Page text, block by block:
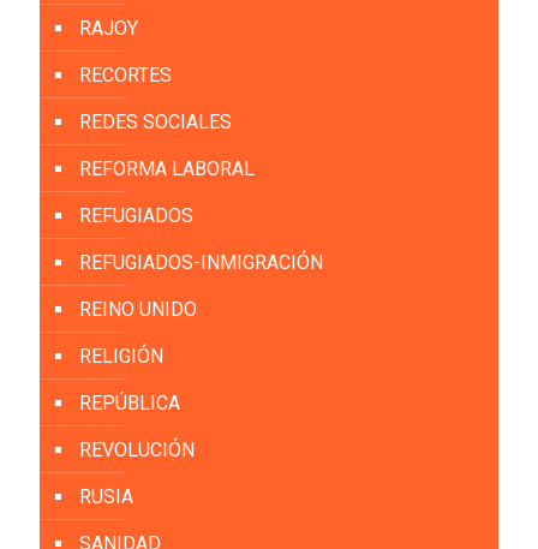
RAJOY
RECORTES
REDES SOCIALES
REFORMA LABORAL
REFUGIADOS
REFUGIADOS-INMIGRACIÓN
REINO UNIDO
RELIGIÓN
REPÚBLICA
REVOLUCIÓN
RUSIA
SANIDAD